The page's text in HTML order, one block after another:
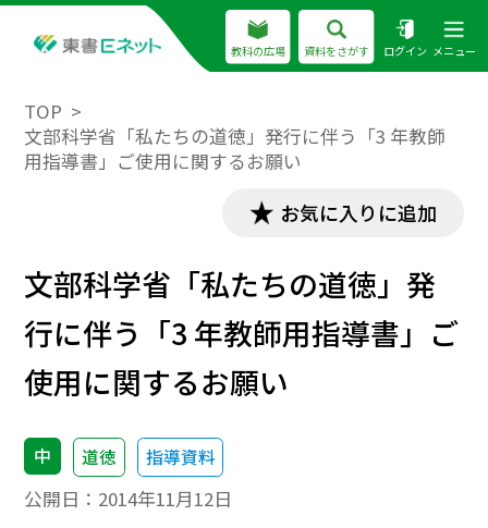
教科の広場 資料をさがす ログイン メニュー
TOP
文部科学省「私たちの道徳」発行に伴う「3 年教師
用指導書」ご使用に関するお願い
お気に入りに追加
文部科学省「私たちの道徳」発
行に伴う「3 年教師用指導書」ご
使用に関するお願い
中 道徳 指導資料
公開日： 2014年11月12日